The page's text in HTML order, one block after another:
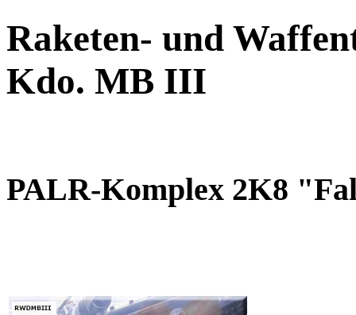
Raketen- und
Kdo. MB III
PALR-Komplex 2K8